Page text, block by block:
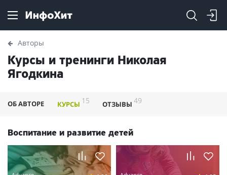
Авторы
Курсы и тренинги Николая
Ягодкина
ОБ АВТОРЕ КУРСЫ 15 ОТЗЫВЫ49
Воспитание и развитие детей